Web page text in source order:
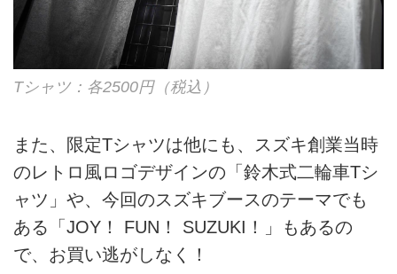
Tシャツ：各2500円（税込）
また、限定Tシャツは他にも、スズキ創業当時
のレトロ風ロゴデザインの「鈴木式二輪車Tシ
ャツ」や、今回のスズキブースのテーマでも
ある「JOY！ FUN！ SUZUKI！」もあるの
で、お買い逃がしなく！